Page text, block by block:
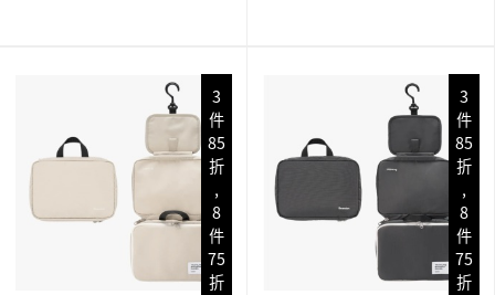
3
件
85
折
,
8
件
75
折
3
件
85
折
,
8
件
75
折